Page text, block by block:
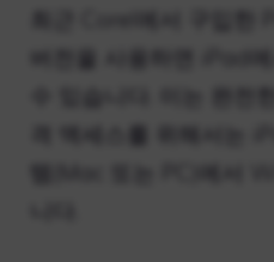
버전을 사용하면 iPad
수 있습니다. 이는 완전
격 액세스를 위해서는
템(Mac 또는 PC)에서